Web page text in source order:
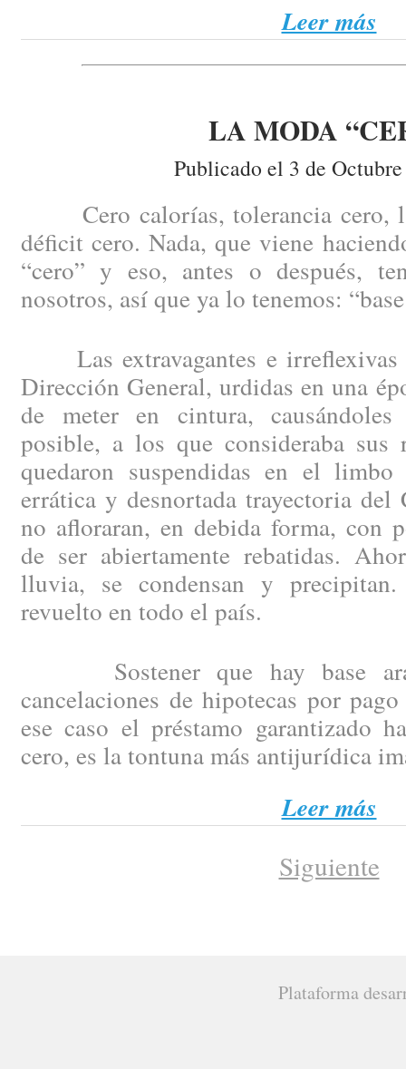
Leer más
LA MODA
Publicado el 3 de
Cero calorías, tolerancia cero,
déficit cero. Nada, que viene
“cero” y eso, antes o después,
nosotros, así que ya lo tenemos:
Las extravagantes e irreflexivas
Dirección General, urdidas en una
de meter en cintura,
posible, a los que consideraba sus
quedaron suspendidas en el
errática y desnortada trayectoria
no afloraran, en debida forma, con
de ser abiertamente rebatidas.
lluvia, se condensan y
revuelto en todo el país.
Sostener que hay base
cancelaciones de hipotecas por
ese caso el préstamo garantizado
cero, es la tontuna más antijurídica
Leer más
Siguiente
Plataforma